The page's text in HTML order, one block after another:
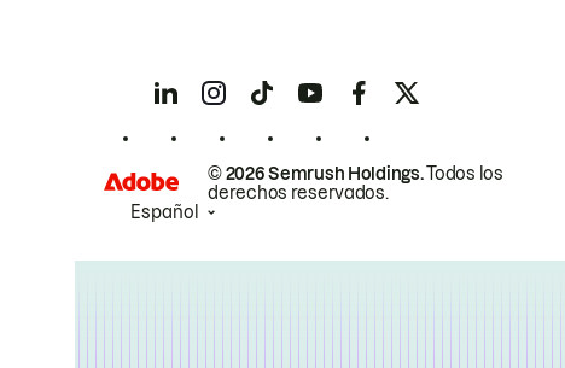
© 2026 Semrush Holdings.Todos los
derechos reservados.
Español